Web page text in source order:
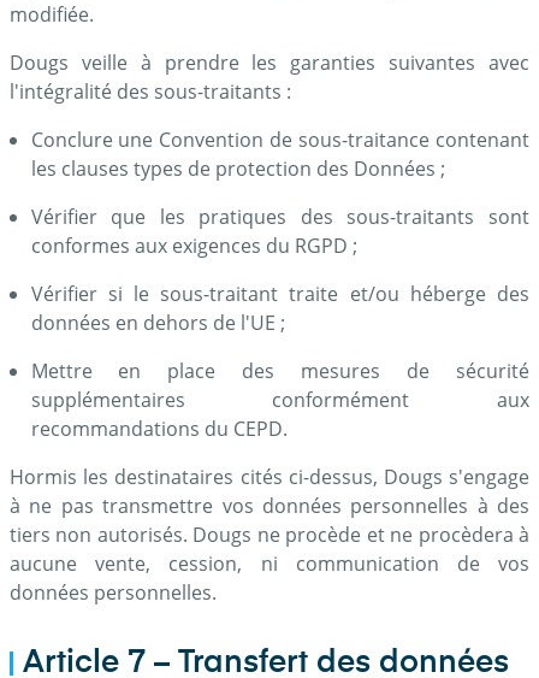
modifiée.
Dougs veille à prendre les garanties suivantes avec
l'intégralité des sous-traitants :
Conclure une Convention de sous-traitance contenant
les clauses types de protection des Données ;
Vérifier que les pratiques des sous-traitants sont
conformes aux exigences du RGPD ;
Vérifier si le sous-traitant traite et/ou héberge des
données en dehors de l'UE ;
Mettre en place des mesures de sécurité
supplémentaires conformément aux
recommandations du CEPD.
Hormis les destinataires cités ci-dessus, Dougs s'engage
à ne pas transmettre vos données personnelles à des
tiers non autorisés. Dougs ne procède et ne procèdera à
aucune vente, cession, ni communication de vos
données personnelles.
Article 7 – Transfert des données